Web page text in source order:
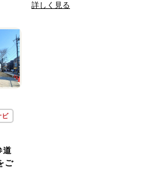
詳しく見る
ビ
道
ご